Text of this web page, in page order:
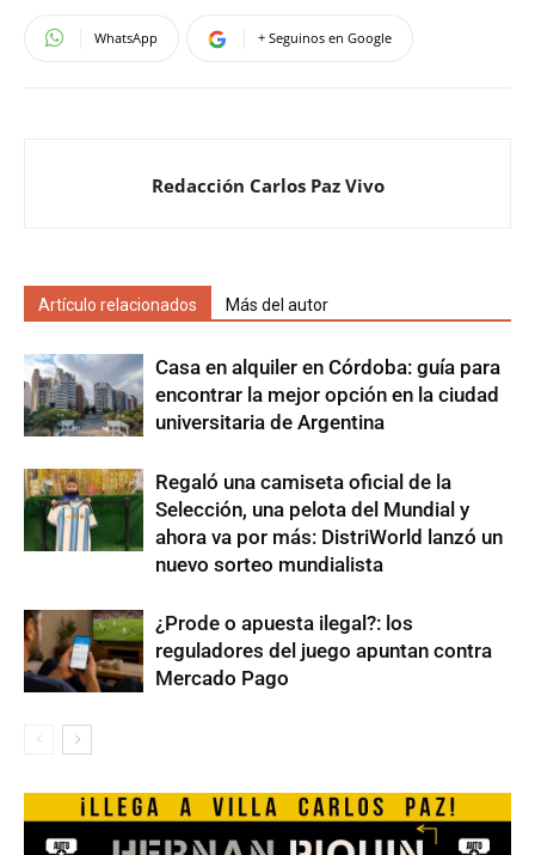
WhatsApp + Seguinos en Google
Redacción Carlos Paz Vivo
Artículo relacionados Más del autor
Casa en alquiler en Córdoba: guía para
encontrar la mejor opción en la ciudad
universitaria de Argentina
Regaló una camiseta oficial de la
Selección, una pelota del Mundial y
ahora va por más: DistriWorld lanzó un
nuevo sorteo mundialista
¿Prode o apuesta ilegal?: los
reguladores del juego apuntan contra
Mercado Pago